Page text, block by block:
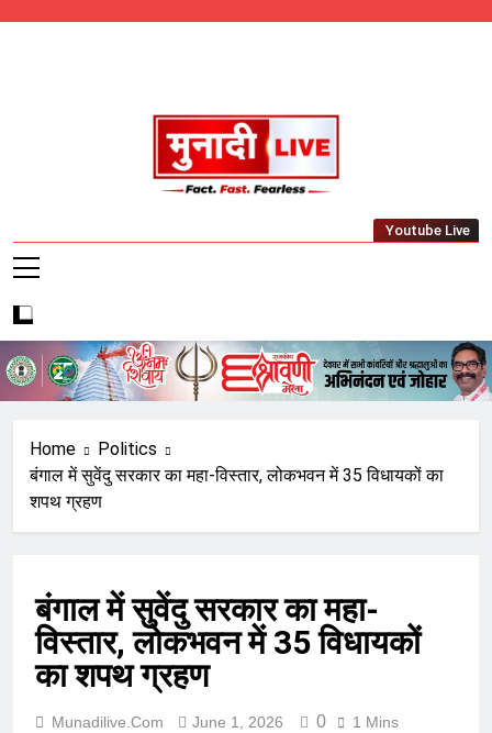
Munadi Live – Jharkhand's Leading Local
Youtube Live
Home
Politics
बंगाल में सुवेंदु सरकार का महा-विस्तार, लोकभवन में 35 विधायकों का
शपथ ग्रहण
बंगाल में सुवेंदु सरकार का महा-
विस्तार, लोकभवन में 35 विधायकों
का शपथ ग्रहण
Munadilive.com June 1, 2026 0 1 Mins